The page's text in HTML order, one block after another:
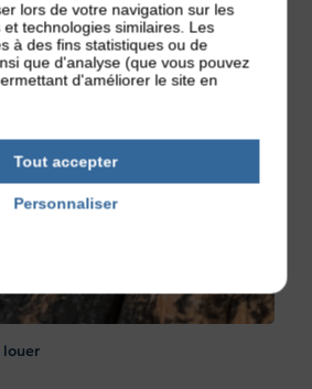
Actualités
louer
lors de votre navigation sur les
technologies similaires. Les
à des fins statistiques ou de
que d'analyse (que vous pouvez
d'améliorer le site en
Tout accepter
Personnaliser